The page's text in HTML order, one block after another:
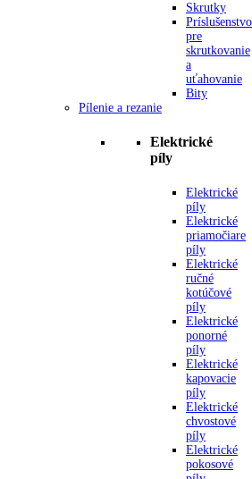
Skrutky
Príslušenstvo
pre
skrutkovanie
a
uťahovanie
Bity
Pílenie a rezanie
Elektrické
píly
Elektrické
píly
Elektrické
priamočiare
píly
Elektrické
ručné
kotúčové
píly
Elektrické
ponorné
píly
Elektrické
kapovacie
píly
Elektrické
chvostové
píly
Elektrické
pokosové